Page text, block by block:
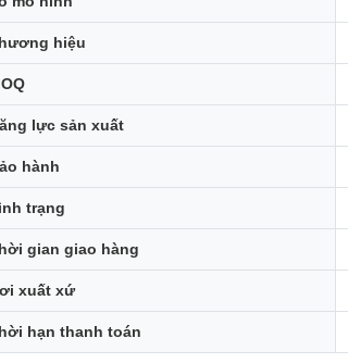
hiệu
lực sản xuất
hành
trạng
gian giao hàng
xuất xứ
hạn thanh toán